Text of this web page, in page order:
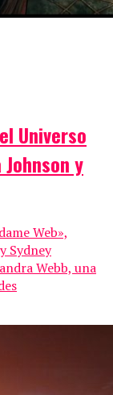
Universo
y
Web»,
Sydney
Webb, una